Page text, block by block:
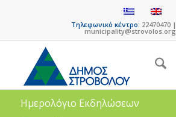
Τηλεφωνικό κέντρο:
Ημερολόγιο Εκδηλώσεων